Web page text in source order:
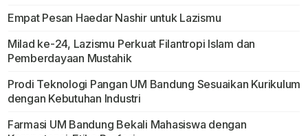
Empat Pesan Haedar Nashir untuk Lazismu
Milad ke-24, Lazismu Perkuat Filantropi Islam dan
Pemberdayaan Mustahik
Prodi Teknologi Pangan UM Bandung Sesuaikan Kurikulum
dengan Kebutuhan Industri
Farmasi UM Bandung Bekali Mahasiswa dengan